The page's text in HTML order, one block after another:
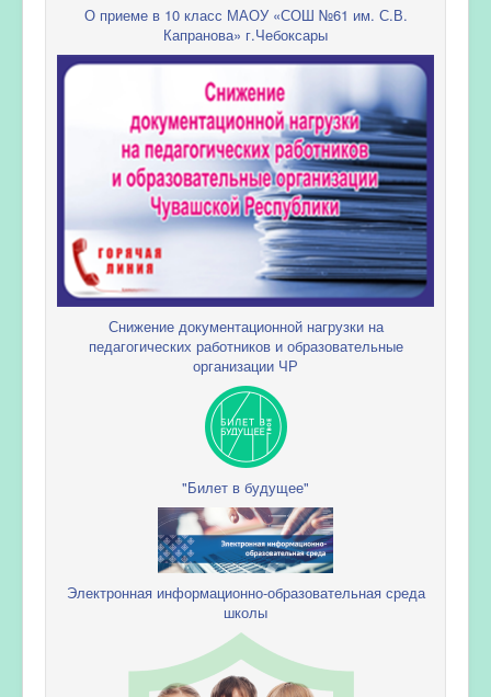
О приеме в 10 класс МАОУ «СОШ №61 им. С.В.
Капранова» г.Чебоксары
Снижение документационной нагрузки на
педагогических работников и образовательные
организации ЧР
"Билет в будущее"
Электронная информационно-образовательная среда
школы